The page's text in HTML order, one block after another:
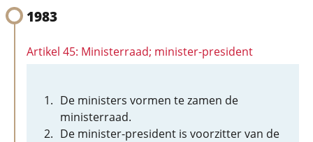
1983
Artikel 45: Ministerraad; minister-president
De ministers vormen te zamen de
ministerraad.
De minister-president is voorzitter van de